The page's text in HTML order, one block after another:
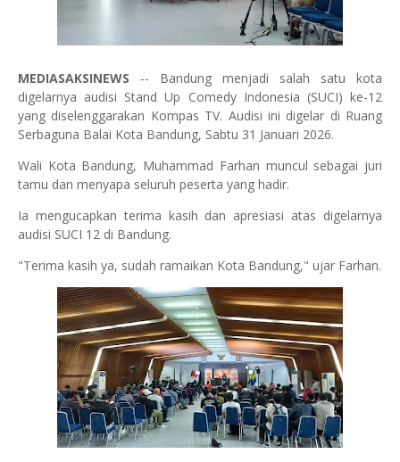
MEDIASAKSINEWS -- Bandung menjadi salah satu kota
digelarnya audisi Stand Up Comedy Indonesia (SUCI) ke-12
yang diselenggarakan Kompas TV. Audisi ini digelar di Ruang
Serbaguna Balai Kota Bandung, Sabtu 31 Januari 2026.
Wali Kota Bandung, Muhammad Farhan muncul sebagai juri
tamu dan menyapa seluruh peserta yang hadir.
Ia mengucapkan terima kasih dan apresiasi atas digelarnya
audisi SUCI 12 di Bandung.
"Terima kasih ya, sudah ramaikan Kota Bandung," ujar Farhan.